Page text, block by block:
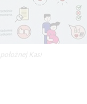
Kasi